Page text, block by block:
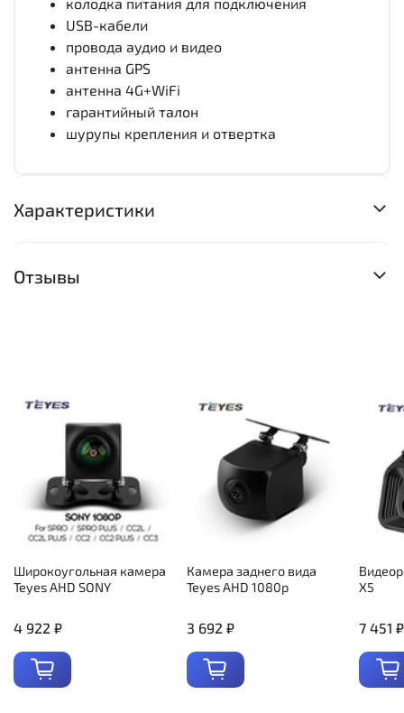
USB-кабели
провода аудио и видео
антенна GPS
антенна 4G+WiFi
гарантийный талон
шурупы крепления и отвертка
Характеристики
Отзывы
Широкоугольная камера
Teyes AHD SONY
4 922 ₽
Камера заднего вида
Teyes AHD 1080p
3 692 ₽
X5
7 451 ₽